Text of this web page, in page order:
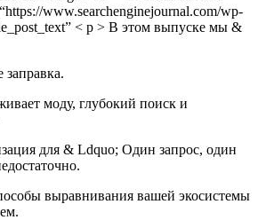
www.searchenginejournal.com/wp-
< p > В этом выпуске мы &
моду, глубокий поиск и
для & Ldquo; Один запрос, один
выравнивания вашей экосистемы